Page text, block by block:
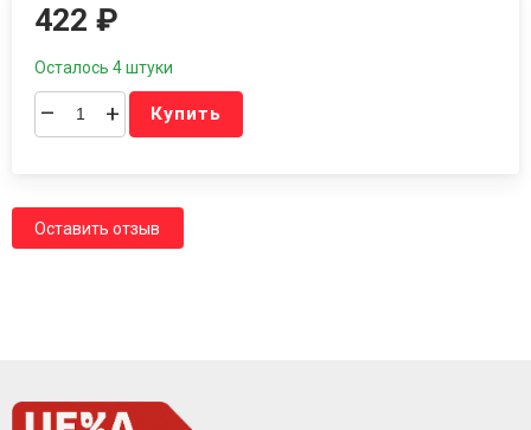
422₽
Осталось 4 штуки
– + Купить
Оставить отзыв